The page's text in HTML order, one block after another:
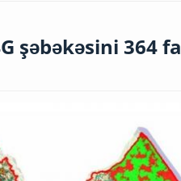
şəbəkəsini 364